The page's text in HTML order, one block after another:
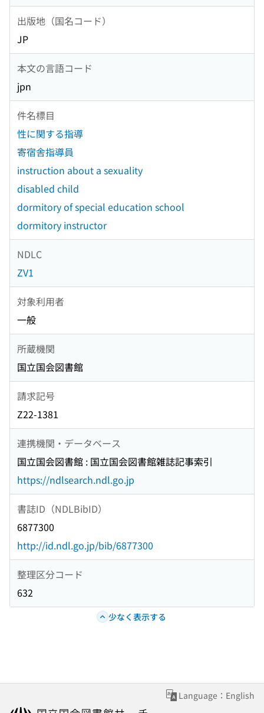
出版地（国名コード）
JP
本文の言語コード
jpn
件名標目
性に関する指導
寄宿舎指導員
instruction about a sexuality
disabled child
dormitory of special education school
dormitory instructor
NDLC
ZV1
対象利用者
一般
所蔵機関
国立国会図書館
請求記号
Z22-1381
連携機関・データベース
国立国会図書館 : 国立国会図書館雑誌記事索引
https://ndlsearch.ndl.go.jp
書誌ID（NDLBibID）
6877300
http://id.ndl.go.jp/bib/6877300
整理区分コード
632
少なく表示する
Language：English